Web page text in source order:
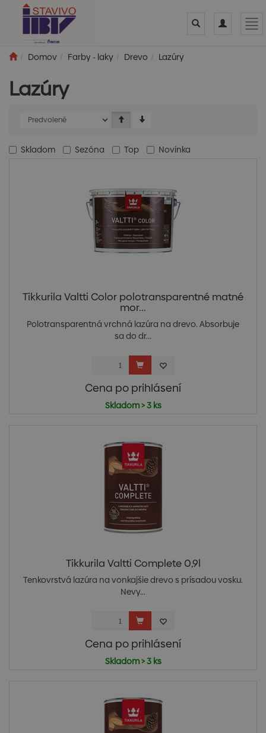
Toggle
Toggle
Domov
Farby - laky Drevo Lazúry
Lazúry
Skladom Sezóna Top Novinka
Tikkurila Valtti Color polotransparentné matné
mor...
Polotransparentná vrchná lazúra na drevo. Absorbuje
sa do dr...
Cena po prihlásení
Skladom > 3 ks
Tikkurila Valtti Complete 0,9l
Tenkovrstvá lazúra na vonkajšie drevo s prísadou vosku.
Nevy...
Cena po prihlásení
Skladom > 3 ks